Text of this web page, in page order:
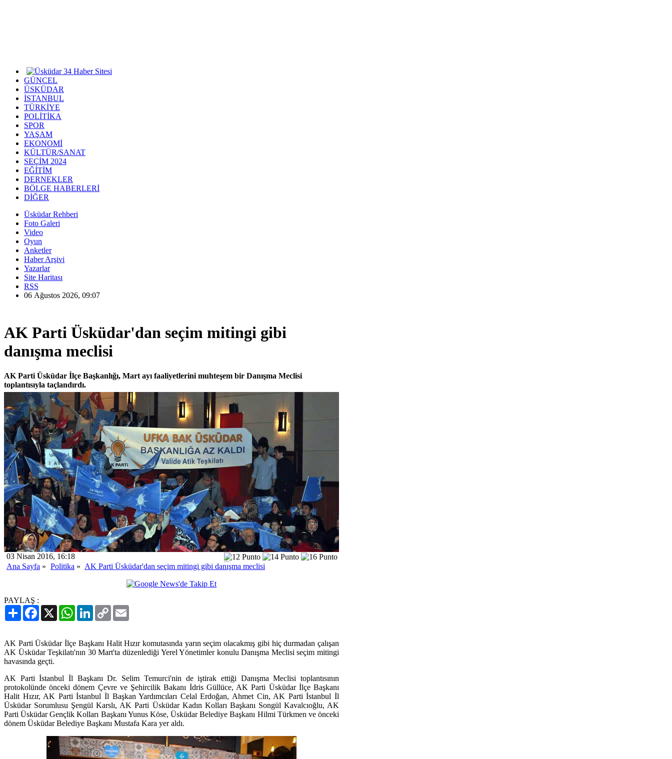
GÜNCEL
ÜSKÜDAR
İSTANBUL
TÜRKİYE
POLİTİKA
SPOR
YAŞAM
EKONOMİ
KÜLTÜR/SANAT
SEÇİM 2024
EĞİTİM
DERNEKLER
BÖLGE HABERLERİ
DİĞER
Üsküdar Rehberi
Foto Galeri
Video
Oyun
Anketler
Haber Arşivi
Yazarlar
Site Haritası
RSS
06 Ağustos 2026, 09:07
AK Parti Üsküdar'dan seçim mitingi gibi
danışma meclisi
AK Parti Üsküdar İlçe Başkanlığı, Mart ayı faaliyetlerini muhteşem bir Danışma Meclisi
toplantısıyla taçlandırdı.
03 Nisan 2016, 16:18
Ana Sayfa » Politika » AK Parti Üsküdar'dan seçim mitingi gibi danışma meclisi
PAYLAŞ :
PaylaşFacebook
X WhatsAppLinkedIn
Copy
Link
AK Parti Üsküdar İlçe Başkanı Halit Hızır komutasında yarın seçim olacakmış gibi hiç durmadan çalışan
AK Üsküdar Teşkilatı'nın 30 Mart'ta düzenlediği Yerel Yönetimler konulu Danışma Meclisi seçim mitingi
havasında geçti.
AK Parti İstanbul İl Başkanı Dr. Selim Temurci'nin de iştirak ettiği Danışma Meclisi toplantısının
protokolünde önceki dönem Çevre ve Şehircilik Bakanı İdris Güllüce, AK Parti Üsküdar İlçe Başkanı
Halit Hızır, AK Parti İstanbul İl Başkan Yardımcıları Celal Erdoğan, Ahmet Cin, AK Parti İstanbul İl
Üsküdar Sorumlusu Şengül Karslı, AK Parti Üsküdar Kadın Kolları Başkanı Songül Kavalcıoğlu, AK
Parti Üsküdar Gençlik Kolları Başkanı Yunus Köse, Üsküdar Belediye Başkanı Hilmi Türkmen ve önceki
dönem Üsküdar Belediye Başkanı Mustafa Kara yer aldı.